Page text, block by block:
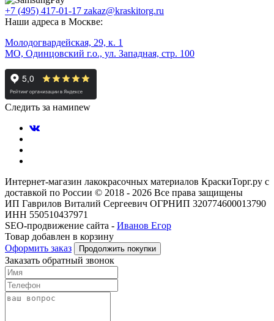
+7 (495) 417-01-17 zakaz@kraskitorg.ru
Наши адреса в Москве:
Молодогвардейская, 29, к. 1
МО, Одинцовский г.о., ул. Западная, стр. 100
Следить за намиnew
Интернет-магазин лакокрасочных материалов КраскиТорг.ру с
доставкой по России © 2018 - 2026 Все права защищены
ИП Гаврилов Виталий Сергеевич ОГРНИП 320774600013790
ИНН 550510437971
SEO-продвижение сайта - Иванов Егор
Товар добавлен в корзину
Оформить заказ
Продолжить покупки
Заказать обратный звонок